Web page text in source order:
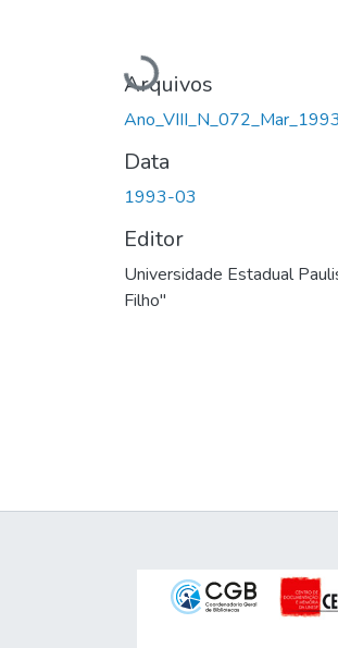
Carregando...
Arquivos
Data
1993-03
Editor
Universidade Estadual
Filho"